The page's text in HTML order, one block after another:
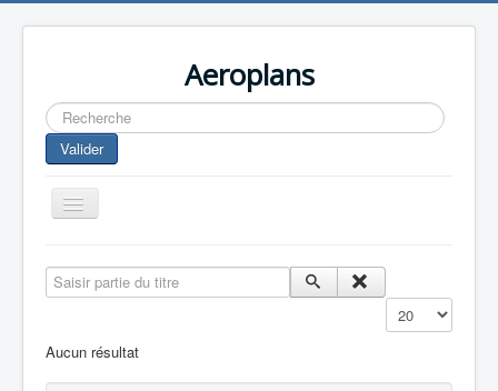
Aeroplans
Rechercher
Valider
Toggle
Navigation
Aviation Commerciale
Saisir partie du titre
Affichage #
Aucun résultat